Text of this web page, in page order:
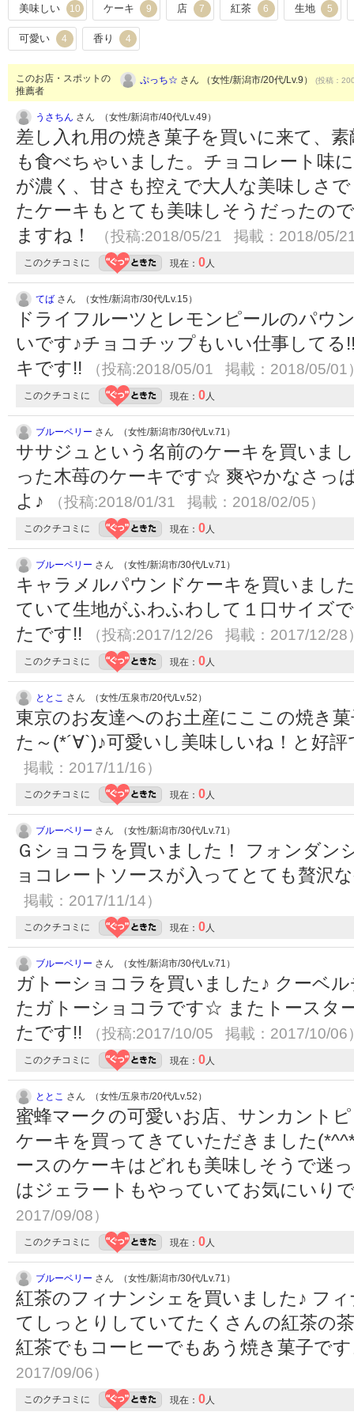
美味しい 10 ケーキ 9 店 7 紅茶 6 生地 5
可愛い 4 香り 4
このお店・スポットの
推薦者
ぷっち☆ さん （女性/新潟市/20代/Lv.9） (投稿：
うさちん さん （女性/新潟市/40代/Lv.49）
差し入れ用の焼き菓子を買いに来て、
も食べちゃいました。チョコレート味
が濃く、甘さも控えで大人な美味しさ
たケーキもとても美味しそうだったの
ますね！
（投稿:2018/05/21 掲載：2018/05/
このクチコミに 現在： 0人
てば さん （女性/新潟市/30代/Lv.15）
ドライフルーツとレモンピールのパウ
いです♪チョコチップもいい仕事して
キです!!
（投稿:2018/05/01 掲載：2018/05/01
このクチコミに 現在： 0人
ブルーベリー さん （女性/新潟市/30代/Lv.71）
ササジュという名前のケーキを買いま
った木苺のケーキです☆ 爽やかなさっ
よ♪
（投稿:2018/01/31 掲載：2018/02/05）
このクチコミに 現在： 0人
ブルーベリー さん （女性/新潟市/30代/Lv.71）
キャラメルパウンドケーキを買いまし
ていて生地がふわふわして１口サイズ
たです!!
（投稿:2017/12/26 掲載：2017/12/28
このクチコミに 現在： 0人
ととこ さん （女性/五泉市/20代/Lv.52）
東京のお友達へのお土産にここの焼き
た～(*´∀`)♪可愛いし美味しいね！と好
掲載：2017/11/16）
このクチコミに 現在： 0人
ブルーベリー さん （女性/新潟市/30代/Lv.71）
Ｇショコラを買いました！ フォンダン
ョコレートソースが入ってとても贅沢
掲載：2017/11/14）
このクチコミに 現在： 0人
ブルーベリー さん （女性/新潟市/30代/Lv.71）
ガトーショコラを買いました♪ クーベ
たガトーショコラです☆ またトースタ
たです!!
（投稿:2017/10/05 掲載：2017/10/06
このクチコミに 現在： 0人
ととこ さん （女性/五泉市/20代/Lv.52）
蜜蜂マークの可愛いお店、サンカント
ケーキを買ってきていただきました
ースのケーキはどれも美味しそうで迷
はジェラートもやっていてお気にいり
2017/09/08）
このクチコミに 現在： 0人
ブルーベリー さん （女性/新潟市/30代/Lv.71）
紅茶のフィナンシェを買いました♪ フ
てしっとりしていてたくさんの紅茶の
紅茶でもコーヒーでもあう焼き菓子で
2017/09/06）
このクチコミに 現在： 0人